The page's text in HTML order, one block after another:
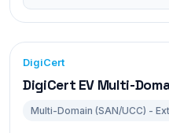
DigiCert
DigiCert EV Multi-
Multi-Domain (SAN/UCC) -